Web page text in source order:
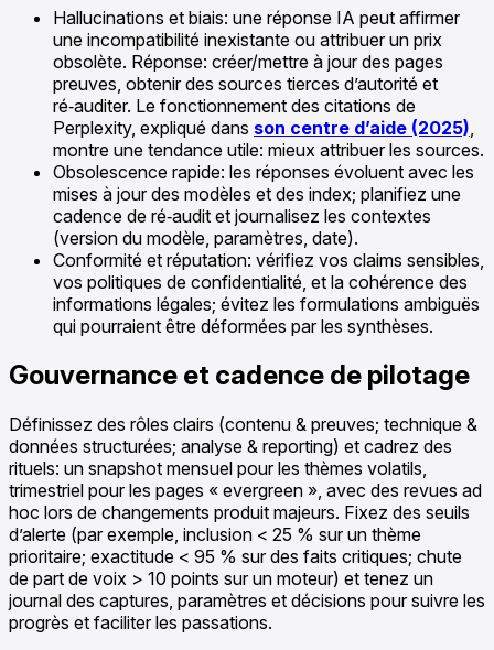
Hallucinations et biais: une réponse IA peut affirmer
une incompatibilité inexistante ou attribuer un prix
obsolète. Réponse: créer/mettre à jour des pages
preuves, obtenir des sources tierces d’autorité et
ré‑auditer. Le fonctionnement des citations de
Perplexity, expliqué dans son centre d’aide (2025),
montre une tendance utile: mieux attribuer les sources.
Obsolescence rapide: les réponses évoluent avec les
mises à jour des modèles et des index; planifiez une
cadence de ré‑audit et journalisez les contextes
(version du modèle, paramètres, date).
Conformité et réputation: vérifiez vos claims sensibles,
vos politiques de confidentialité, et la cohérence des
informations légales; évitez les formulations ambiguës
qui pourraient être déformées par les synthèses.
Gouvernance et cadence de pilotage
Définissez des rôles clairs (contenu & preuves; technique &
données structurées; analyse & reporting) et cadrez des
rituels: un snapshot mensuel pour les thèmes volatils,
trimestriel pour les pages « evergreen », avec des revues ad
hoc lors de changements produit majeurs. Fixez des seuils
d’alerte (par exemple, inclusion < 25 % sur un thème
prioritaire; exactitude < 95 % sur des faits critiques; chute
de part de voix > 10 points sur un moteur) et tenez un
journal des captures, paramètres et décisions pour suivre les
progrès et faciliter les passations.